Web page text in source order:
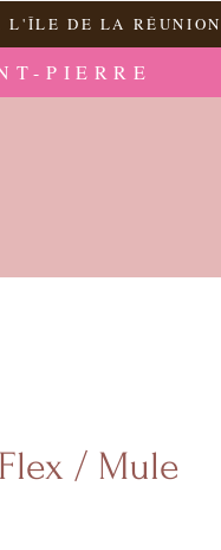
L'ÎLE DE LA RÉUNION
PIERRE
/ Mule